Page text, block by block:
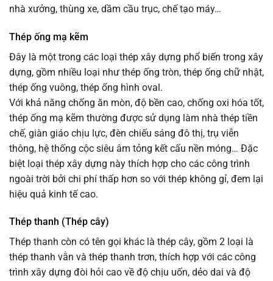
nhà xưởng, thùng xe, dầm cầu trục, chế tạo máy…
Thép ống mạ kẽm
Đây là một trong các loại thép xây dựng phổ biến trong xây
dựng, gồm nhiều loại như thép ống tròn, thép ống chữ nhật,
thép ống vuông, thép ống hình oval.
Với khả năng chống ăn mòn, độ bền cao, chống oxi hóa tốt,
thép ống mạ kẽm thường được sử dụng làm nhà thép tiền
chế, giàn giáo chịu lực, đèn chiếu sáng đô thị, trụ viễn
thông, hệ thống cộc siêu âm tỏng kết cấu nền móng… Đặc
biệt loại thép xây dựng này thích hợp cho các công trình
ngoài trời bởi chi phí thấp hơn so với thép không gỉ, đem lại
hiệu quả kinh tế cao.
Thép thanh (Thép cây)
Thép thanh còn có tên gọi khác là thép cây, gồm 2 loại là
thép thanh vằn và thép thanh trơn, thích hợp với các công
trình xây dựng đòi hỏi cao về độ chịu uốn, dẻo dai và độ